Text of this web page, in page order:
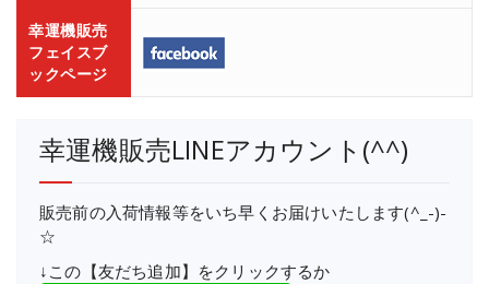
幸運機販売
フェイスブ
ックページ
幸運機販売LINEアカウント(^^)
販売前の入荷情報等をいち早くお届けいたします(^_-)-
☆
↓この【友だち追加】をクリックするか